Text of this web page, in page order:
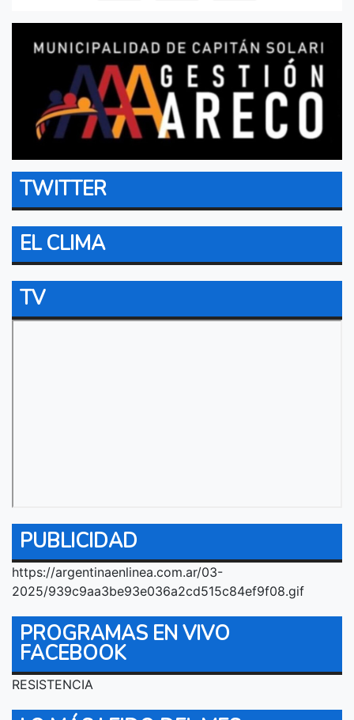
TWITTER
EL CLIMA
TV
PUBLICIDAD
https://argentinaenlinea.com.ar/03-
2025/939c9aa3be93e036a2cd515c84ef9f08.gif
PROGRAMAS EN VIVO
FACEBOOK
RESISTENCIA